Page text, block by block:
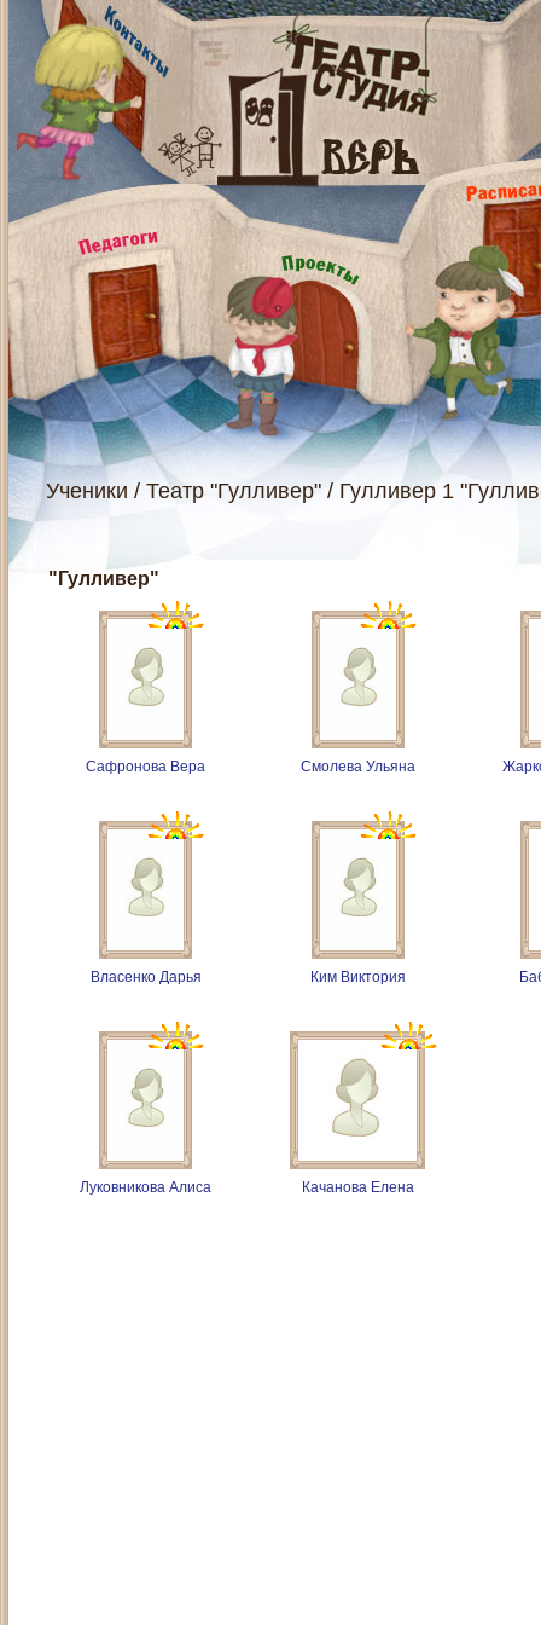
Ученики / Театр "Гулливер" / Гулливер 1
"Гулливер"
Сафронова Вера Смолева Ульяна
Власенко Дарья Ким Виктория
Луковникова Алиса Качанова Елена